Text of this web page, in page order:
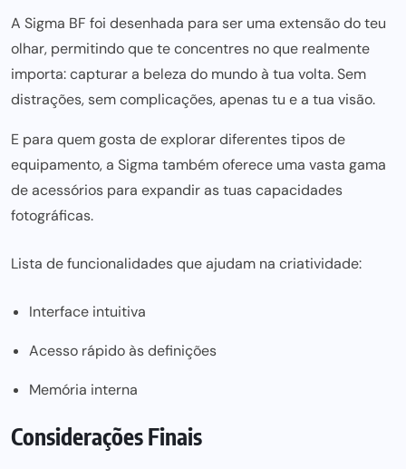
A Sigma BF foi desenhada para ser uma extensão do teu
olhar, permitindo que te concentres no que realmente
importa: capturar a beleza do mundo à tua volta. Sem
distrações, sem complicações, apenas tu e a tua visão.
E para quem gosta de explorar diferentes tipos de
equipamento, a Sigma também oferece uma vasta gama
deacessórios para expandir as tuas capacidades
fotográficas.
Lista de funcionalidades que ajudam na criatividade:
Interface intuitiva
Acesso rápido às definições
Memória interna
Considerações Finais